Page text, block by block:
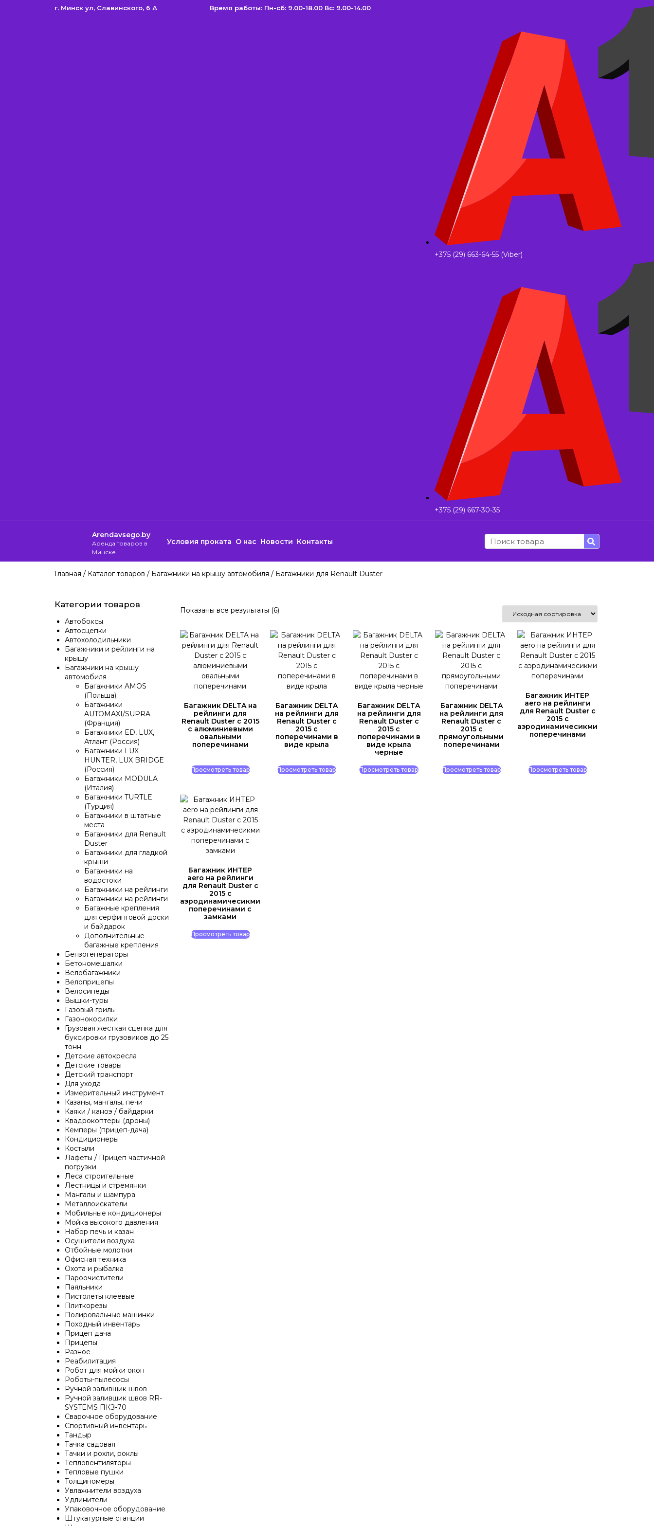
г. Минск ул, Cлавинского, 6 А Время работы: Пн-сб: 9.00-18.00 Вс: 9.00-14.00
+375 (29) 663-64-55 (Viber)
+375 (29) 667-30-35
Arendavsego.by
Аренда товаров в
Минске
Условия проката О нас Новости Контакты
Главная / Каталог товаров / Багажники на крышу автомобиля / Багажники для Renault Duster
Категории товаров
Автобоксы
Автосцепки
Автохолодильники
Багажники и рейлинги на
крышу
Багажники на крышу
автомобиля
Багажники AMOS
(Польша)
Багажники
AUTOMAXI/SUPRA
(Франция)
Багажники ED, LUX,
Атлант (Россия)
Багажники LUX
HUNTER, LUX BRIDGE
(Россия)
Багажники MODULA
(Италия)
Багажники TURTLE
(Турция)
Багажники в штатные
места
Багажники для Renault
Duster
Багажники для гладкой
крыши
Багажники на
водостоки
Багажники на рейлинги
Багажники на рейлинги
Багажные крепления
для серфинговой доски
и байдарок
Дополнительные
багажные крепления
Бензогенераторы
Бетономешалки
Велобагажники
Велоприцепы
Велосипеды
Вышки-туры
Газовый гриль
Газонокосилки
Грузовая жесткая сцепка для
буксировки грузовиков до 25
тонн
Детские автокресла
Детские товары
Детский транспорт
Для ухода
Измерительный инструмент
Казаны, мангалы, печи
Каяки / каноэ / байдарки
Квадрокоптеры (дроны)
Кемперы (прицеп-дача)
Кондиционеры
Костыли
Лафеты / Прицеп частичной
погрузки
Леса строительные
Лестницы и стремянки
Мангалы и шампура
Металлоискатели
Мобильные кондиционеры
Мойка высокого давления
Набор печь и казан
Осушители воздуха
Отбойные молотки
Офисная техника
Охота и рыбалка
Пароочистители
Паяльники
Пистолеты клеевые
Плиткорезы
Полировальные машинки
Походный инвентарь
Прицеп дача
Прицепы
Разное
Реабилитация
Робот для мойки окон
Роботы-пылесосы
Ручной заливщик швов
Ручной заливщик швов RR-
SYSTEMS ПКЗ-70
Сварочное оборудование
Спортивный инвентарь
Тандыр
Тачка садовая
Тачки и рохли, роклы
Тепловентиляторы
Тепловые пушки
Толщиномеры
Увлажнители воздуха
Удлинители
Упаковочное оборудование
Штукатурные станции
Показаны все результаты (6)
Багажник DELTA на
рейлинги для
Renault Duster c 2015
с алюминиевыми
овальными
поперечинами
Просмотреть товар
Багажник DELTA
на рейлинги для
Renault Duster c
2015 с
поперечинами в
виде крыла
Просмотреть товар
Багажник DELTA
на рейлинги для
Renault Duster c
2015 с
поперечинами в
виде крыла
черные
Просмотреть товар
Багажник DELTA
на рейлинги для
Renault Duster c
2015 с
прямоугольными
поперечинами
Просмотреть товар
Багажник ИНТЕР
aero на рейлинги
для Renault Duster c
2015 с
аэродинамичесикми
поперечинами
Просмотреть товар
Багажник ИНТЕР
aero на рейлинги
для Renault Duster c
2015 с
аэродинамичесикми
поперечинами с
замками
Просмотреть товар